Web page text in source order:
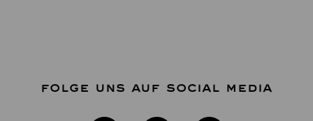
FOLGE UNS AUF SOCIAL MEDIA